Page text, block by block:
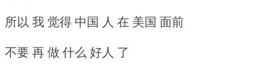
所以 我 觉得 中国 人 在 美国 面前
不要 再 做 什么 好人 了